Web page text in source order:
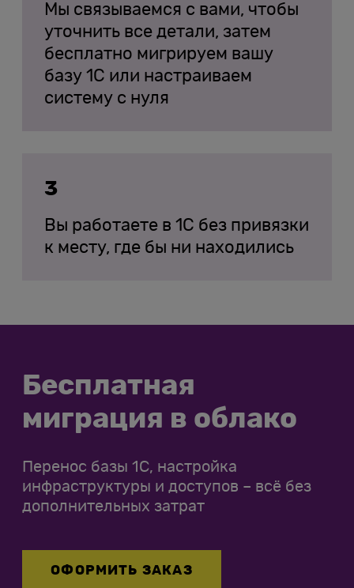
Мы связываемся с вами, чтобы
уточнить все детали, затем
бесплатно мигрируем вашу
базу 1С или настраиваем
систему с нуля
3
Вы работаете в 1С без привязки
к месту, где бы ни находились
Бесплатная
миграция в облако
Перенос базы 1С, настройка
инфраструктуры и доступов – всё без
дополнительных затрат
ОФОРМИТЬ ЗАКАЗ